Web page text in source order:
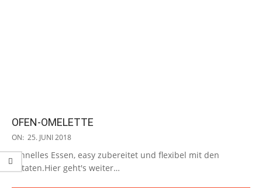
OFEN-OMELETTE
2018-
25
ON: 25. JUNI 2018
schnelles Essen, easy zubereitet und flexibel mit den
Zutaten.Hier geht's weiter…